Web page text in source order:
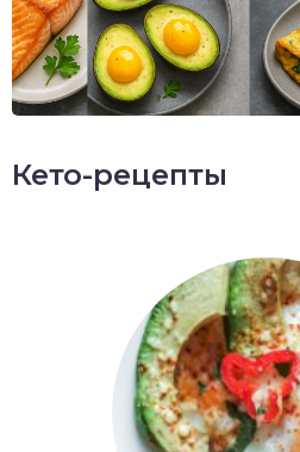
Кето-рецепты